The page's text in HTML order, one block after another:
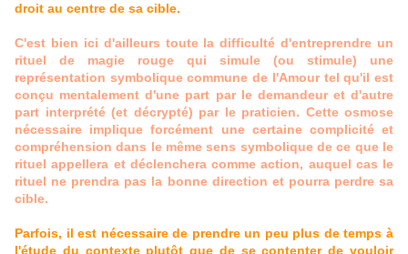
droit au centre de sa cible.
C'est bien ici d'ailleurs toute la difficulté d'entreprendre un
rituel de magie rouge qui simule (ou stimule) une
représentation symbolique commune de l'Amour tel qu'il est
conçu mentalement d'une part par le demandeur et d'autre
part interprété (et décrypté) par le praticien. Cette osmose
nécessaire implique forcément une certaine complicité et
compréhension dans le même sens symbolique de ce que le
rituel appellera et déclenchera comme action, auquel cas le
rituel ne prendra pas la bonne direction et pourra perdre sa
cible.
Parfois, il est nécessaire de prendre un peu plus de temps à
l'étude du contexte plutôt que de se contenter de vouloir